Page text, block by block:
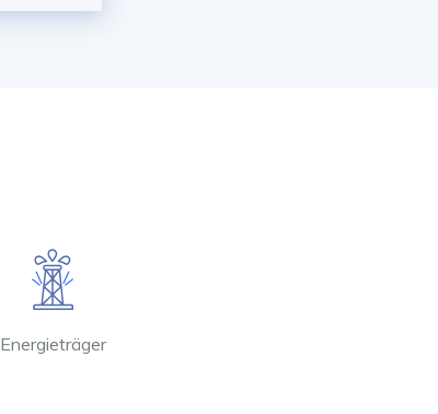
Energieträger